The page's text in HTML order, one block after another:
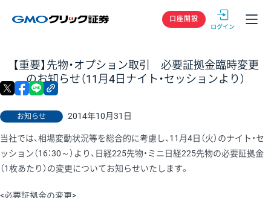
GMOクリック
口座開設
【重要】先物・オプション取引 必要証拠金臨時変更
のお知らせ（11月4日ナイト・セッションより）
お知らせ 2014年10月31日
X facebook
当社では、相場変動状況等を総合的に考慮し、11月4日（火）のナイト・セ
ッション（16：30～）より、日経225先物・ミニ日経225先物の必要証拠金
（1枚あたり）の変更についてお知らせいたします。
<必要証拠金の変更>